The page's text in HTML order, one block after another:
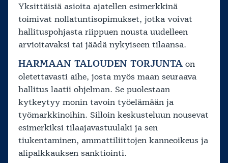
Yksittäisiä asioita ajatellen esimerkkinä
toimivat nollatuntisopimukset, jotka voivat
hallituspohjasta riippuen nousta uudelleen
arvioitavaksi tai jäädä nykyiseen tilaansa.
HARMAAN TALOUDEN TORJUNTA on
oletettavasti aihe, josta myös maan seuraava
hallitus laatii ohjelman. Se puolestaan
kytkeytyy monin tavoin työelämään ja
työmarkkinoihin. Silloin keskusteluun nousevat
esimerkiksi tilaajavastuulaki ja sen
tiukentaminen, ammattiliittojen kanneoikeus ja
alipalkkauksen sanktiointi.